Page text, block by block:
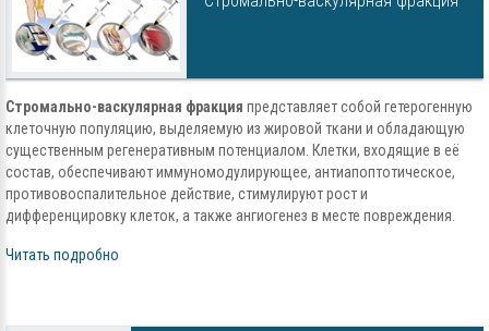
Cтромально-васкулярная фракция представляет собой гетерогенную
клеточную популяцию, выделяемую из жировой ткани и обладающую
существенным регенеративным потенциалом. Клетки, входящие в её
состав, обеспечивают иммуномодулирующее, антиапоптотическое,
противовоспалительное действие, стимулируют рост и
дифференцировку клеток, а также ангиогенез в месте повреждения.
Читать подробно